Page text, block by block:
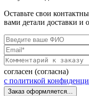
Оставьте свои
вами детали доставки и
согласен (согласна)
c политикой
Заказ оформляется...